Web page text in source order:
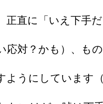
直に「いえ下手
応対？かも）、も
ようにしています